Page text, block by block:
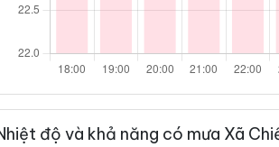
độ và khả năng có mưa Xã